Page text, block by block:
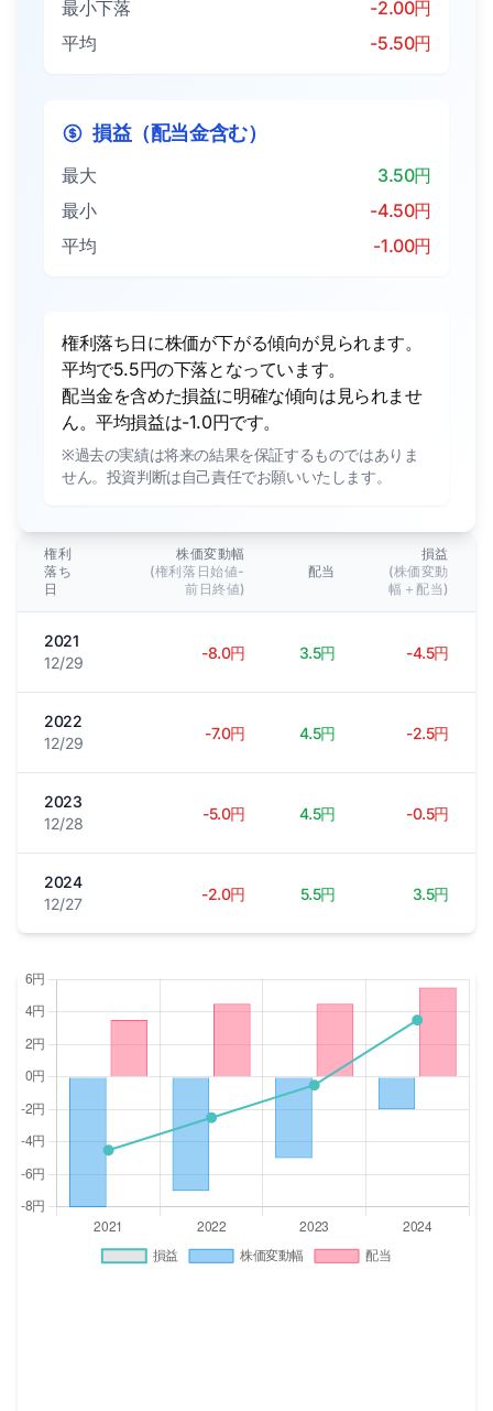
最小下落
-2.00円
平均
-5.50円
損益（配当金含む）
最大
3.50円
最小
-4.50円
平均
-1.00円
権利落ち日に株価が下がる傾向が見られます。
平均で5.5円の下落となっています。
配当金を含めた損益に明確な傾向は見られませ
ん。平均損益は-1.0円です。
※過去の実績は将来の結果を保証するものではありま
せん。投資判断は自己責任でお願いいたします。
権利
落ち
日
株価変動幅
(権利落日始値-
前日終値)
配当
損益
(株価変動
幅＋配当)
2021
12/29
-8.0円 3.5円 -4.5円
2022
12/29
-7.0円 4.5円 -2.5円
2023
12/28
-5.0円 4.5円 -0.5円
2024
12/27
-2.0円 5.5円 3.5円